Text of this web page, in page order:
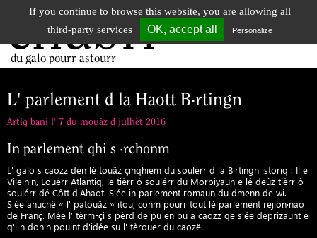
chubri
du galo pourr astourr
L' parlement d la Haott B·rtingn
Artiq bani l' 7 du mouâz d julhèt 2016
In parlement qhi s ·rchonm
L' galo s caozz den lé touâz çinqhiem du soulérr d la B·rtingn istoriq : Il e
Vilein·n, Louérr Atlantiq, le tièrr ô soulérr du Morbiyaun e lé deûz tièrr ô
soulérr dé Côtt d'Ahaot. S’ée in parlement romaun du dmenn de wi.
S'ée ahuchë « l' patouâz » itou, conm pourr tout lé parlement rejion·nao
de Franç. Mée l’ tèrm-çi s pèrd de pu en pu a caozz qe s’ée deprizaunt e
q'i n don·n pouint d'idée su l' tèrouer du caozë.
If you continue to browse this website, you are allowing all
third-party services
OK, accept all Personalize